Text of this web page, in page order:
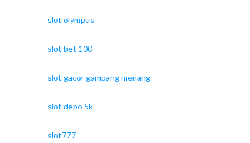
slot olympus
slot bet 100
slot gacor gampang menang
slot depo 5k
slot777